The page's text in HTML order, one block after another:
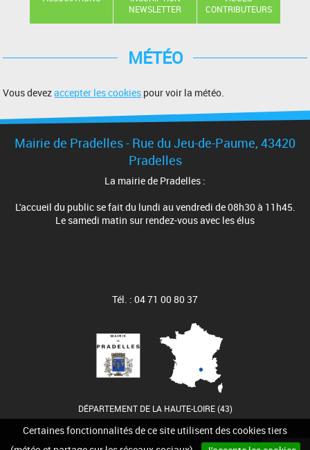
Certaines fonctionnalités de ce site utilisent des cookies tiers
NEWSLETTER
CONTRIBUTEURS
MÉTÉO
Vous devezaccepter les cookies pour voir la météo.
Mairie de Pradelles - Rue du Jeu-de-Paume, 43420
Pradelles
La mairie de Pradelles :
L'accueil du public se fait du lundi au vendredi de 08h30 à 11h45.
Le samedi matin sur rendez-vous avec les élus
Tél. : 04 71 00 80 37
DÉPARTEMENT DE LA HAUTE-LOIRE (43)
Mentions légales